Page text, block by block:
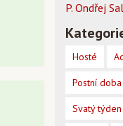
P. Ondřej
Hosté
Postní doba
Svatý týden